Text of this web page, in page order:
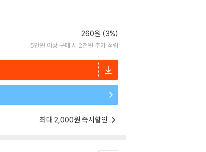
260원 (3%)
5만원 이상 구매 시 2천원 추가 적립
최대 2,000원 즉시할인